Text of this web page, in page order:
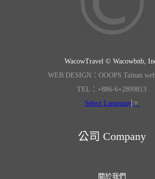
WacowTravel © Wacowbnb,
WEB DESIGN：OOOPS Tainan
TEL：+886-6+2899813
Select Language ▼
公司 Company
關於我們